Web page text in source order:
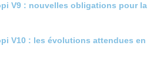
V9 : nouvelles obligations pour la
V10 : les évolutions attendues en